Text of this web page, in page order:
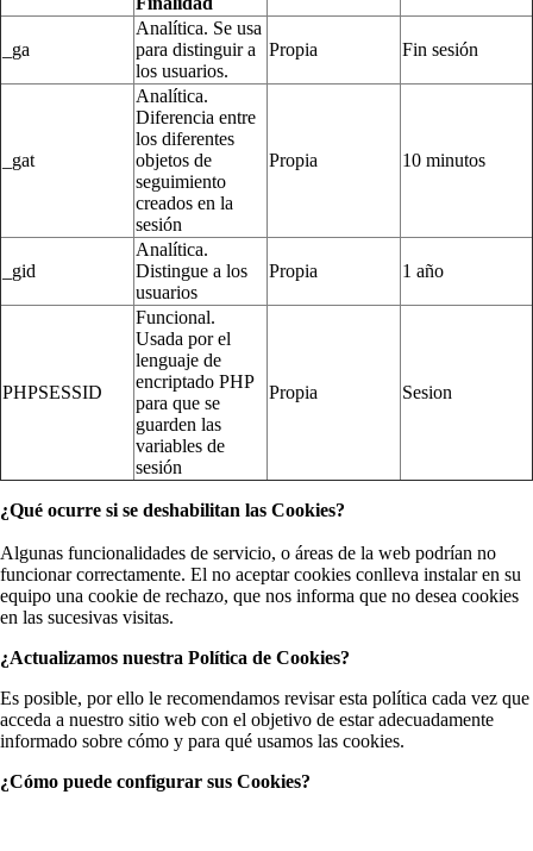
_ga
Analítica. Se usa
para distinguir a
los usuarios.
Propia Fin sesión
_gat
Analítica.
Diferencia entre
los diferentes
objetos de
seguimiento
creados en la
sesión
Propia 10 minutos
_gid
Analítica.
Distingue a los
usuarios
Propia 1 año
PHPSESSID
Funcional.
Usada por el
lenguaje de
encriptado PHP
para que se
guarden las
variables de
sesión
Propia Sesion
¿Qué ocurre si se deshabilitan las Cookies?
Algunas funcionalidades de servicio, o áreas de la web podrían no
funcionar correctamente. El no aceptar cookies conlleva instalar en su
equipo una cookie de rechazo, que nos informa que no desea cookies
en las sucesivas visitas.
¿Actualizamos nuestra Política de Cookies?
Es posible, por ello le recomendamos revisar esta política cada vez que
acceda a nuestro sitio web con el objetivo de estar adecuadamente
informado sobre cómo y para qué usamos las cookies.
¿Cómo puede configurar sus Cookies?